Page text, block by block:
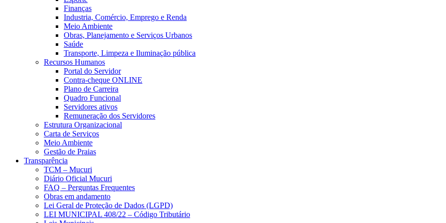
Finanças
Industria, Comércio, Emprego e Renda
Meio Ambiente
Obras, Planejamento e Serviços Urbanos
Saúde
Transporte, Limpeza e Iluminação pública
Recursos Humanos
Portal do Servidor
Contra-cheque ONLINE
Plano de Carreira
Quadro Funcional
Servidores ativos
Remuneração dos Servidores
Estrutura Organizacional
Carta de Serviços
Meio Ambiente
Gestão de Praias
Transparência
TCM – Mucuri
Diário Oficial Mucuri
FAQ – Perguntas Frequentes
Obras em andamento
Lei Geral de Proteção de Dados (LGPD)
LEI MUNICIPAL 408/22 – Código Tributário